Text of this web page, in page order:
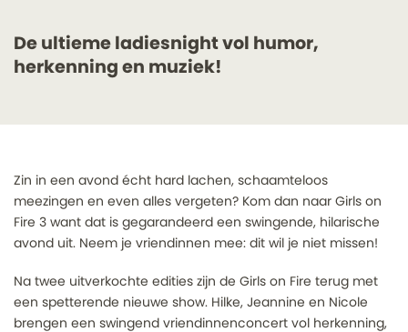
De ultieme ladiesnight vol humor,
herkenning en muziek!
Zin in een avond écht hard lachen, schaamteloos
meezingen en even alles vergeten? Kom dan naar Girls on
Fire 3 want dat is gegarandeerd een swingende, hilarische
avond uit. Neem je vriendinnen mee: dit wil je niet missen!
Na twee uitverkochte edities zijn de Girls on Fire terug met
een spetterende nieuwe show. Hilke, Jeannine en Nicole
brengen een swingend vriendinnenconcert vol herkenning,